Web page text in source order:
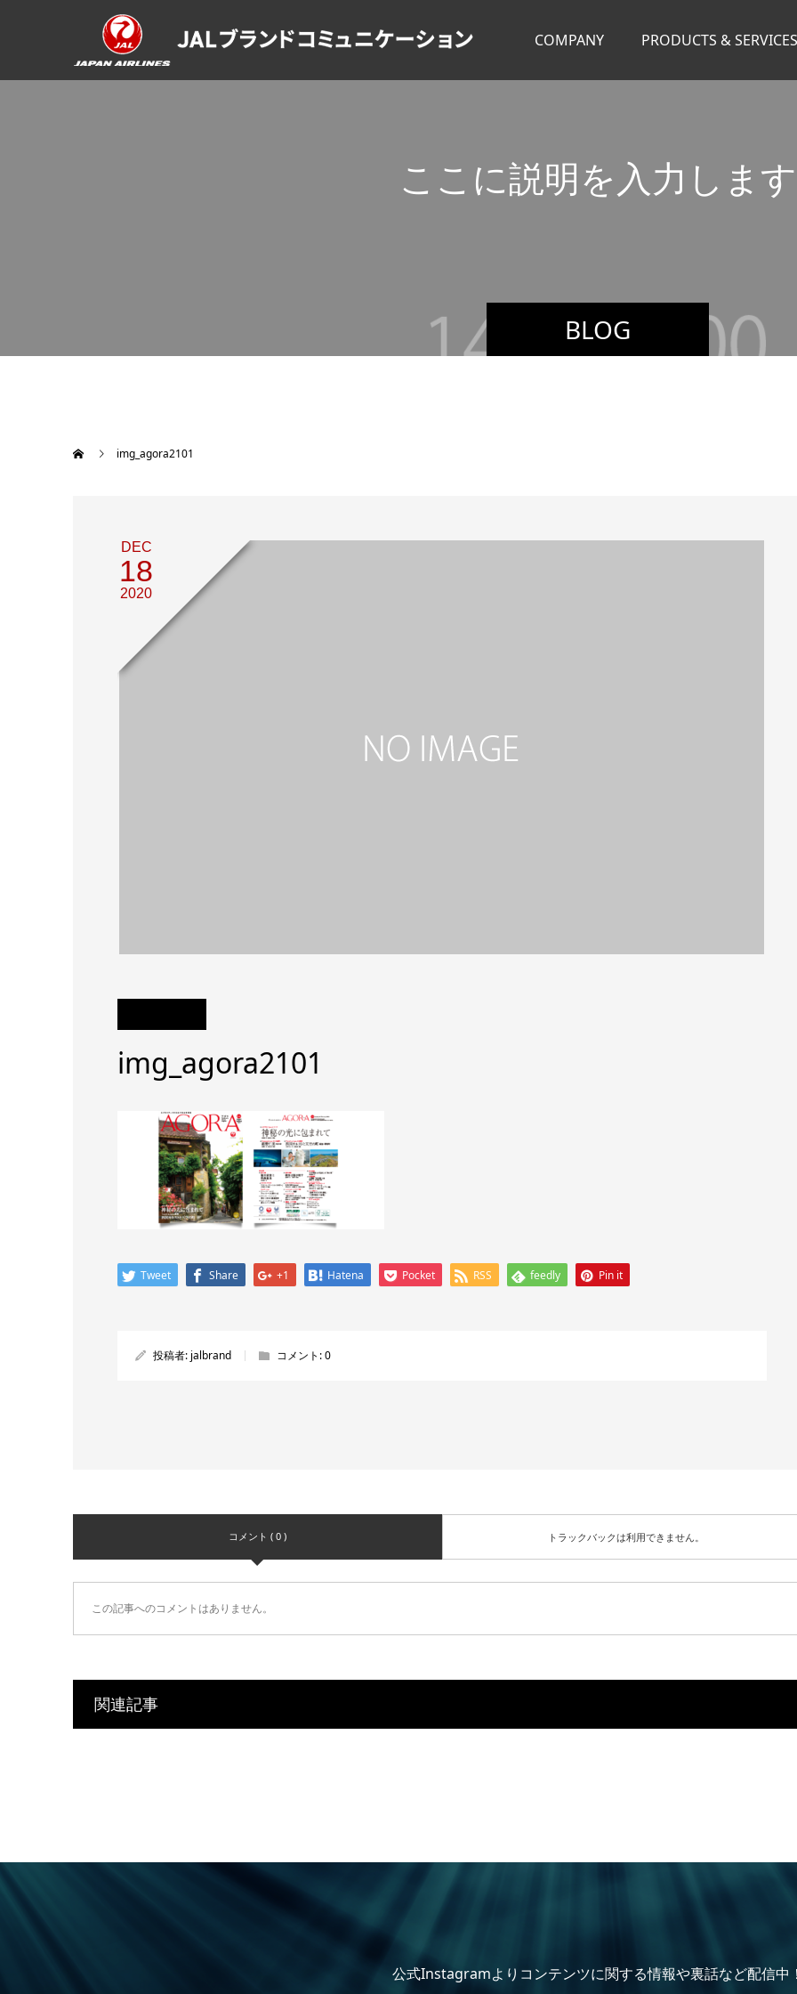
COMPANY PRODUCTS & SERVICES
BLOG
ここに説明を入力し ます
img_agora2101
DEC
18
2020
img_agora2101
Tweet Share +1 Hatena Pocket RSS feedly Pin it
投稿者: jalbrand コメント:0
コメント ( 0 ) トラックバックは利用できません。
この記事へのコメントはありません。
関連記事
公式Instagramよりコンテンツに関する情報や裏話など配信中